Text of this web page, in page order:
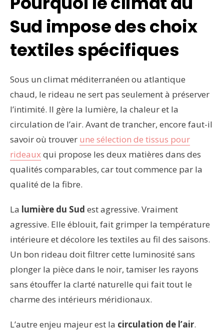
Sud impose des choix
textiles spécifiques
Sous un climat méditerranéen ou atlantique
chaud, le rideau ne sert pas seulement à préserver
l’intimité. Il gère la lumière, la chaleur et la
circulation de l’air. Avant de trancher, encore faut-il
savoir où trouver une sélection de tissus pour
rideauxqui propose les deux matières dans des
qualités comparables, car tout commence par la
qualité de la fibre.
La lumière du Sud est agressive. Vraiment
agressive. Elle éblouit, fait grimper la température
intérieure et décolore les textiles au fil des saisons.
Un bon rideau doit filtrer cette luminosité sans
plonger la pièce dans le noir, tamiser les rayons
sans étouffer la clarté naturelle qui fait tout le
charme des intérieurs méridionaux.
L’autre enjeu majeur est la circulation de l’air.